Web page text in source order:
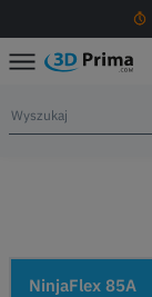
NinjaFlex 85A